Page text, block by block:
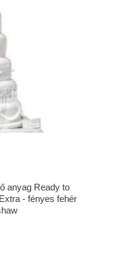
anyag Ready to
- fényes fehér